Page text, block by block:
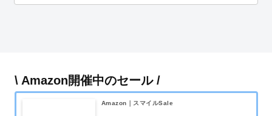
\ Amazon開催中のセール /
Amazon｜スマイルSale